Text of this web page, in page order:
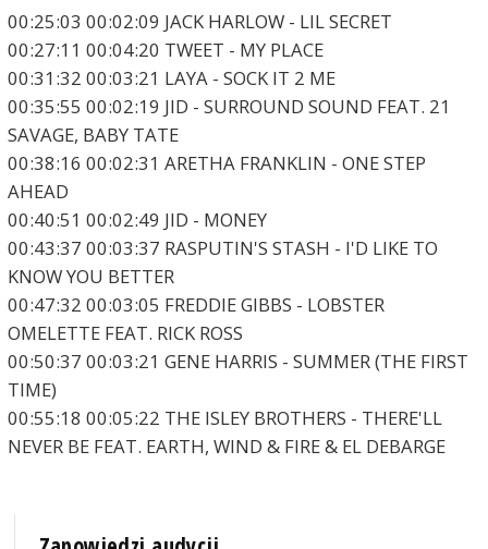
00:25:03 00:02:09 JACK HARLOW - LIL SECRET
00:27:11 00:04:20 TWEET - MY PLACE
00:31:32 00:03:21 LAYA - SOCK IT 2 ME
00:35:55 00:02:19 JID - SURROUND SOUND FEAT. 21
SAVAGE, BABY TATE
00:38:16 00:02:31 ARETHA FRANKLIN - ONE STEP
AHEAD
00:40:51 00:02:49 JID - MONEY
00:43:37 00:03:37 RASPUTIN'S STASH - I'D LIKE TO
KNOW YOU BETTER
00:47:32 00:03:05 FREDDIE GIBBS - LOBSTER
OMELETTE FEAT. RICK ROSS
00:50:37 00:03:21 GENE HARRIS - SUMMER (THE FIRST
TIME)
00:55:18 00:05:22 THE ISLEY BROTHERS - THERE'LL
NEVER BE FEAT. EARTH, WIND & FIRE & EL DEBARGE